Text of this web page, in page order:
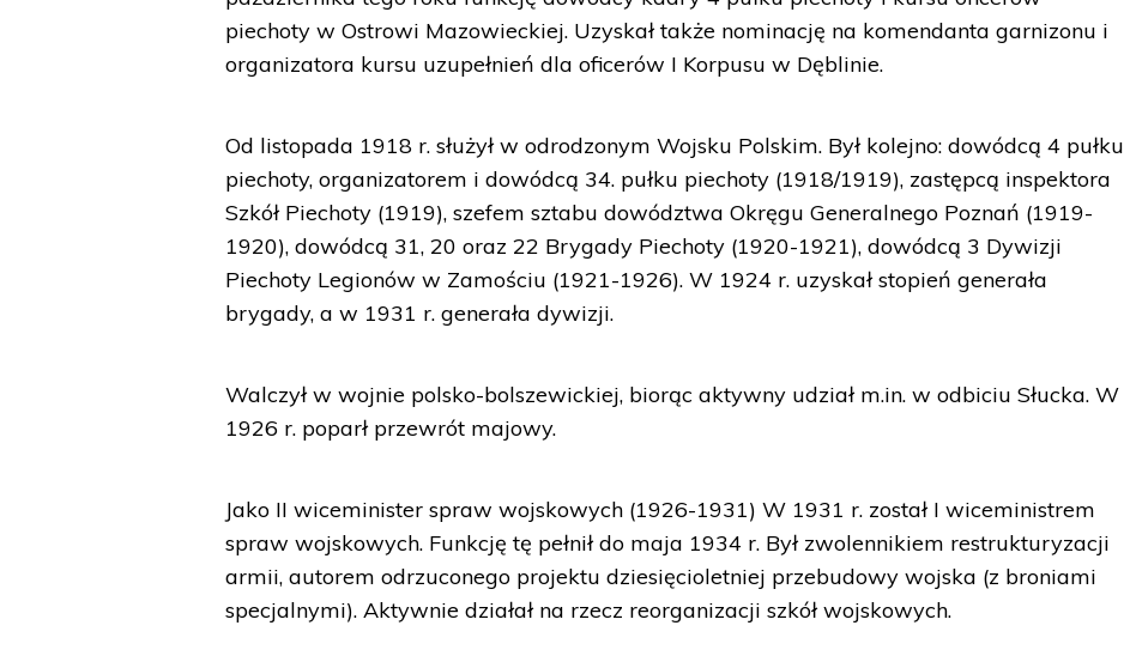
piechoty w Ostrowi Mazowieckiej. Uzyskał także nominację na komendanta garnizonu i
organizatora kursu uzupełnień dla oficerów I Korpusu w Dęblinie.
Od listopada 1918 r. służył w odrodzonym Wojsku Polskim. Był kolejno: dowódcą 4 pułku
piechoty, organizatorem i dowódcą 34. pułku piechoty (1918/1919), zastępcą inspektora
Szkół Piechoty (1919), szefem sztabu dowództwa Okręgu Generalnego Poznań (1919-
1920), dowódcą 31, 20 oraz 22 Brygady Piechoty (1920-1921), dowódcą 3 Dywizji
Piechoty Legionów w Zamościu (1921-1926). W 1924 r. uzyskał stopień generała
brygady, a w 1931 r. generała dywizji.
Walczył w wojnie polsko-bolszewickiej, biorąc aktywny udział m.in. w odbiciu Słucka. W
1926 r. poparł przewrót majowy.
Jako II wiceminister spraw wojskowych (1926-1931) W 1931 r. został I wiceministrem
spraw wojskowych. Funkcję tę pełnił do maja 1934 r. Był zwolennikiem restrukturyzacji
armii, autorem odrzuconego projektu dziesięcioletniej przebudowy wojska (z broniami
specjalnymi). Aktywnie działał na rzecz reorganizacji szkół wojskowych.